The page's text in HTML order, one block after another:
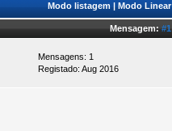
Modo listagem | Modo Linear
Mensagem:#1
Mensagens: 1
Registado: Aug 2016